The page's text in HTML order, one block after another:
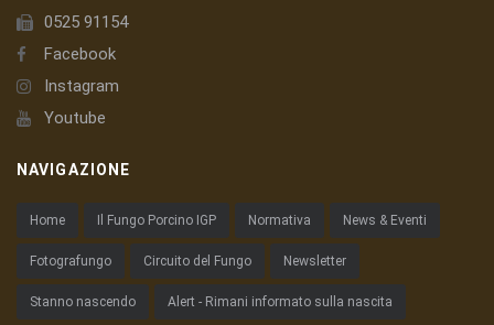
0525 91154
Facebook
Instagram
Youtube
NAVIGAZIONE
Home Il Fungo Porcino IGP Normativa News & Eventi
Fotografungo Circuito del Fungo Newsletter
Stanno nascendo Alert - Rimani informato sulla nascita